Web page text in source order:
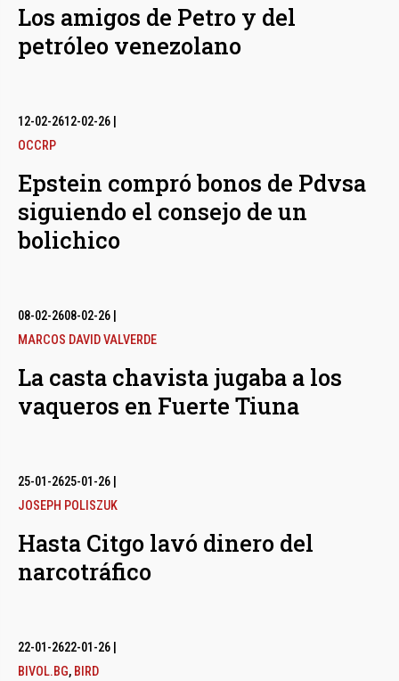
Los amigos de Petro y del
petróleo venezolano
12-02-2612-02-26
OCCRP
Epstein compró bonos de Pdvsa
siguiendo el consejo de un
bolichico
08-02-2608-02-26
MARCOS DAVID VALVERDE
La casta chavista jugaba a los
vaqueros en Fuerte Tiuna
25-01-2625-01-26
JOSEPH POLISZUK
Hasta Citgo lavó dinero del
narcotráfico
22-01-2622-01-26
BIVOL.BG, BIRD